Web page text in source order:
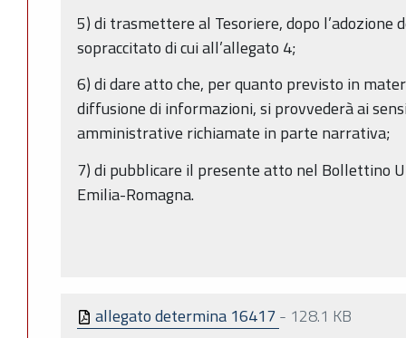
5) di trasmettere al Tesoriere, dopo
sopraccitato di cui all’allegato 4;
6) di dare atto che, per quanto previsto in
diffusione di informazioni, si provvederà ai
amministrative richiamate in parte narrativa;
7) di pubblicare il presente atto nel Bollettino
Emilia-Romagna.
allegato determina 16417- 128.1 KB